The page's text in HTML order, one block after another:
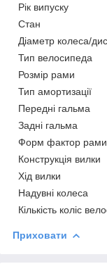
Рік випуску
Стан
Діаметр колеса/
Тип велосипеда
Розмір рами
Тип амортизації
Передні гальма
Задні гальма
Форм фактор рами
Конструкція вилки
Хід вилки
Надувні колеса
Кількість коліс
Приховати